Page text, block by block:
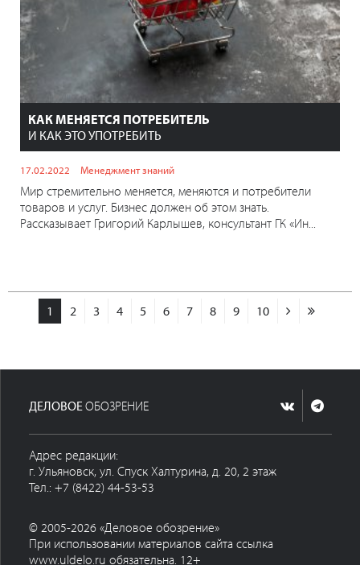
КАК МЕНЯЕТСЯ ПОТРЕБИТЕЛЬ
И КАК ЭТО УПОТРЕБИТЬ
17.02.2022 Менеджмент знаний
Мир стремительно меняется, меняются и потребители
товаров и услуг. Бизнес должен об этом знать.
Рассказывает Григорий Карлышев, консультант ГК «Ин...
1 2 3 4 5 6 7 8 9 10
ДЕЛОВОЕ ОБОЗРЕНИЕ
Адрес редакции:
г. Ульяновск, ул. Спуск Халтурина, д. 20, 2 этаж
Тел.: +7 (8422) 44-53-53
© 2005-2026 «Деловое обозрение»
При использовании материалов сайта ссылка
www.uldelo.ru обязательна. 12+